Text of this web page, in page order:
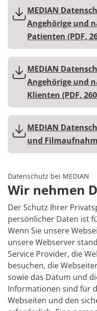
Kontakt
MEDIAN Kliniken im
Medizin &
Kinder-und
Geriatrie
Gynäkologie
HTS & Cochlea
Long Covid
Onkologie
Pneumologie
Rheumatologie
Prävention
Nachsorge
Qualität &
Energiepolitik
Ihr Weg zu MEDIAN
Kosten &
Zuzahlung &
Reha FAQ
Reha Checkliste
Zuweiser
Über MEDIAN
Kooperationen
Blog
Karriere
MEDIAN
Angehörige und
Patienten (PDF,
MEDIAN
Angehörige und
Klienten (PDF,
MEDIAN
und
Datenschutz bei MEDIAN
Wir nehmen
Der Schutz Ihrer
persönlicher Daten ist
Wenn Sie unsere
unsere Webserver
Service Provider, die
besuchen, die
sowie das Datum und
Informationen sind für
Webseiten und den